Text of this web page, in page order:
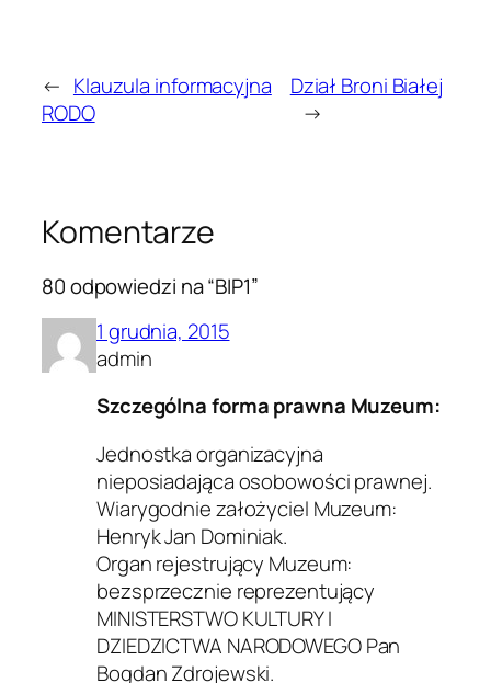
← Klauzula informacyjna
RODO
Dział Broni Białej
→
Komentarze
80 odpowiedzi na “BIP1”
1 grudnia, 2015
admin
Szczególna forma prawna Muzeum:
Jednostka organizacyjna
nieposiadająca osobowości prawnej.
Wiarygodnie założyciel Muzeum:
Henryk Jan Dominiak.
Organ rejestrujący Muzeum:
bezsprzecznie reprezentujący
MINISTERSTWO KULTURY I
DZIEDZICTWA NARODOWEGO Pan
Bogdan Zdrojewski.